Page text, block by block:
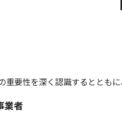
重要性を深く認識するととも
業者